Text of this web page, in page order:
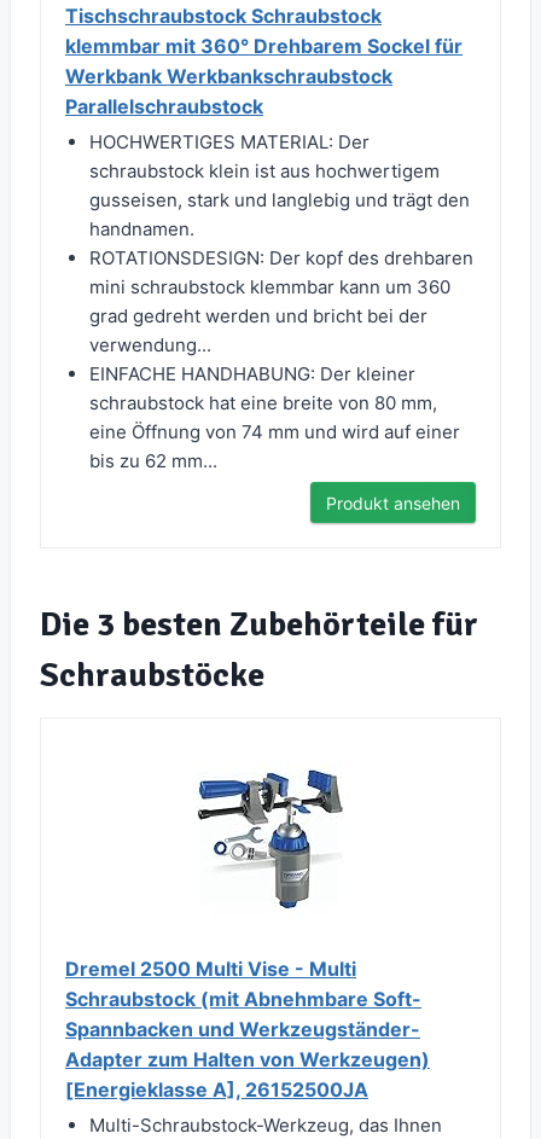
Tischschraubstock Schraubstock
klemmbar mit 360° Drehbarem Sockel für
Werkbank Werkbankschraubstock
Parallelschraubstock
HOCHWERTIGES MATERIAL: Der
schraubstock klein ist aus hochwertigem
gusseisen, stark und langlebig und trägt den
handnamen.
ROTATIONSDESIGN: Der kopf des drehbaren
mini schraubstock klemmbar kann um 360
grad gedreht werden und bricht bei der
verwendung...
EINFACHE HANDHABUNG: Der kleiner
schraubstock hat eine breite von 80 mm,
eine Öffnung von 74 mm und wird auf einer
bis zu 62 mm...
Produkt ansehen
Die 3 besten Zubehörteile für
Schraubstöcke
Dremel 2500 Multi Vise - Multi
Schraubstock (mit Abnehmbare Soft-
Spannbacken und Werkzeugständer-
Adapter zum Halten von Werkzeugen)
[Energieklasse A], 26152500JA
Multi-Schraubstock-Werkzeug, das Ihnen